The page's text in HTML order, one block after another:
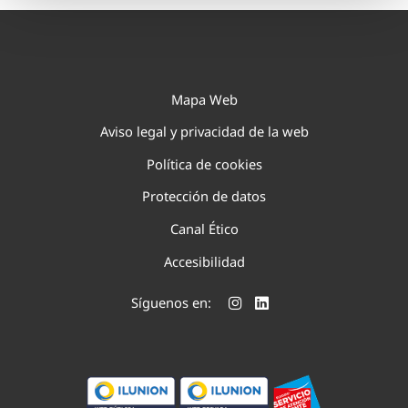
Mapa Web
Aviso legal y privacidad de la web
Política de cookies
Protección de datos
Canal Ético
Accesibilidad
Síguenos en: